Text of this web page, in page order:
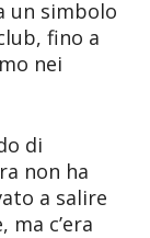
un simbolo
fino a
nei
di
non ha
a salire
ma c’era